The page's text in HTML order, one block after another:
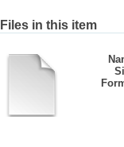
Files in this item